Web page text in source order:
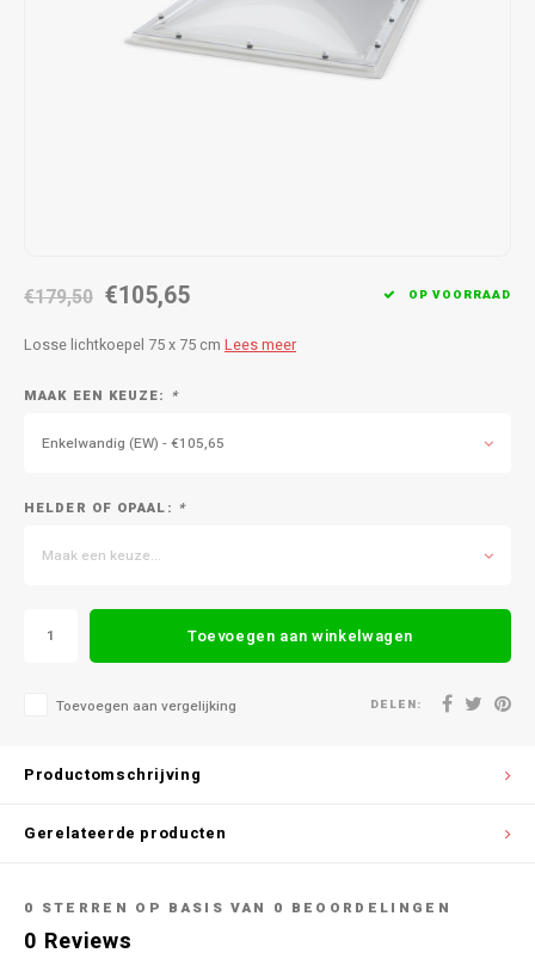
€179,50 €105,65 OP VOORRAAD
Losse lichtkoepel 75 x 75 cm Lees meer
MAAK EEN KEUZE: *
Enkelwandig (EW) - €105,65
HELDER OF OPAAL: *
Maak een keuze...
Toevoegen aan winkelwagen
Toevoegen aan vergelijking DELEN:
Productomschrijving
Gerelateerde producten
0 STERREN OP BASIS VAN 0 BEOORDELINGEN
0 Reviews